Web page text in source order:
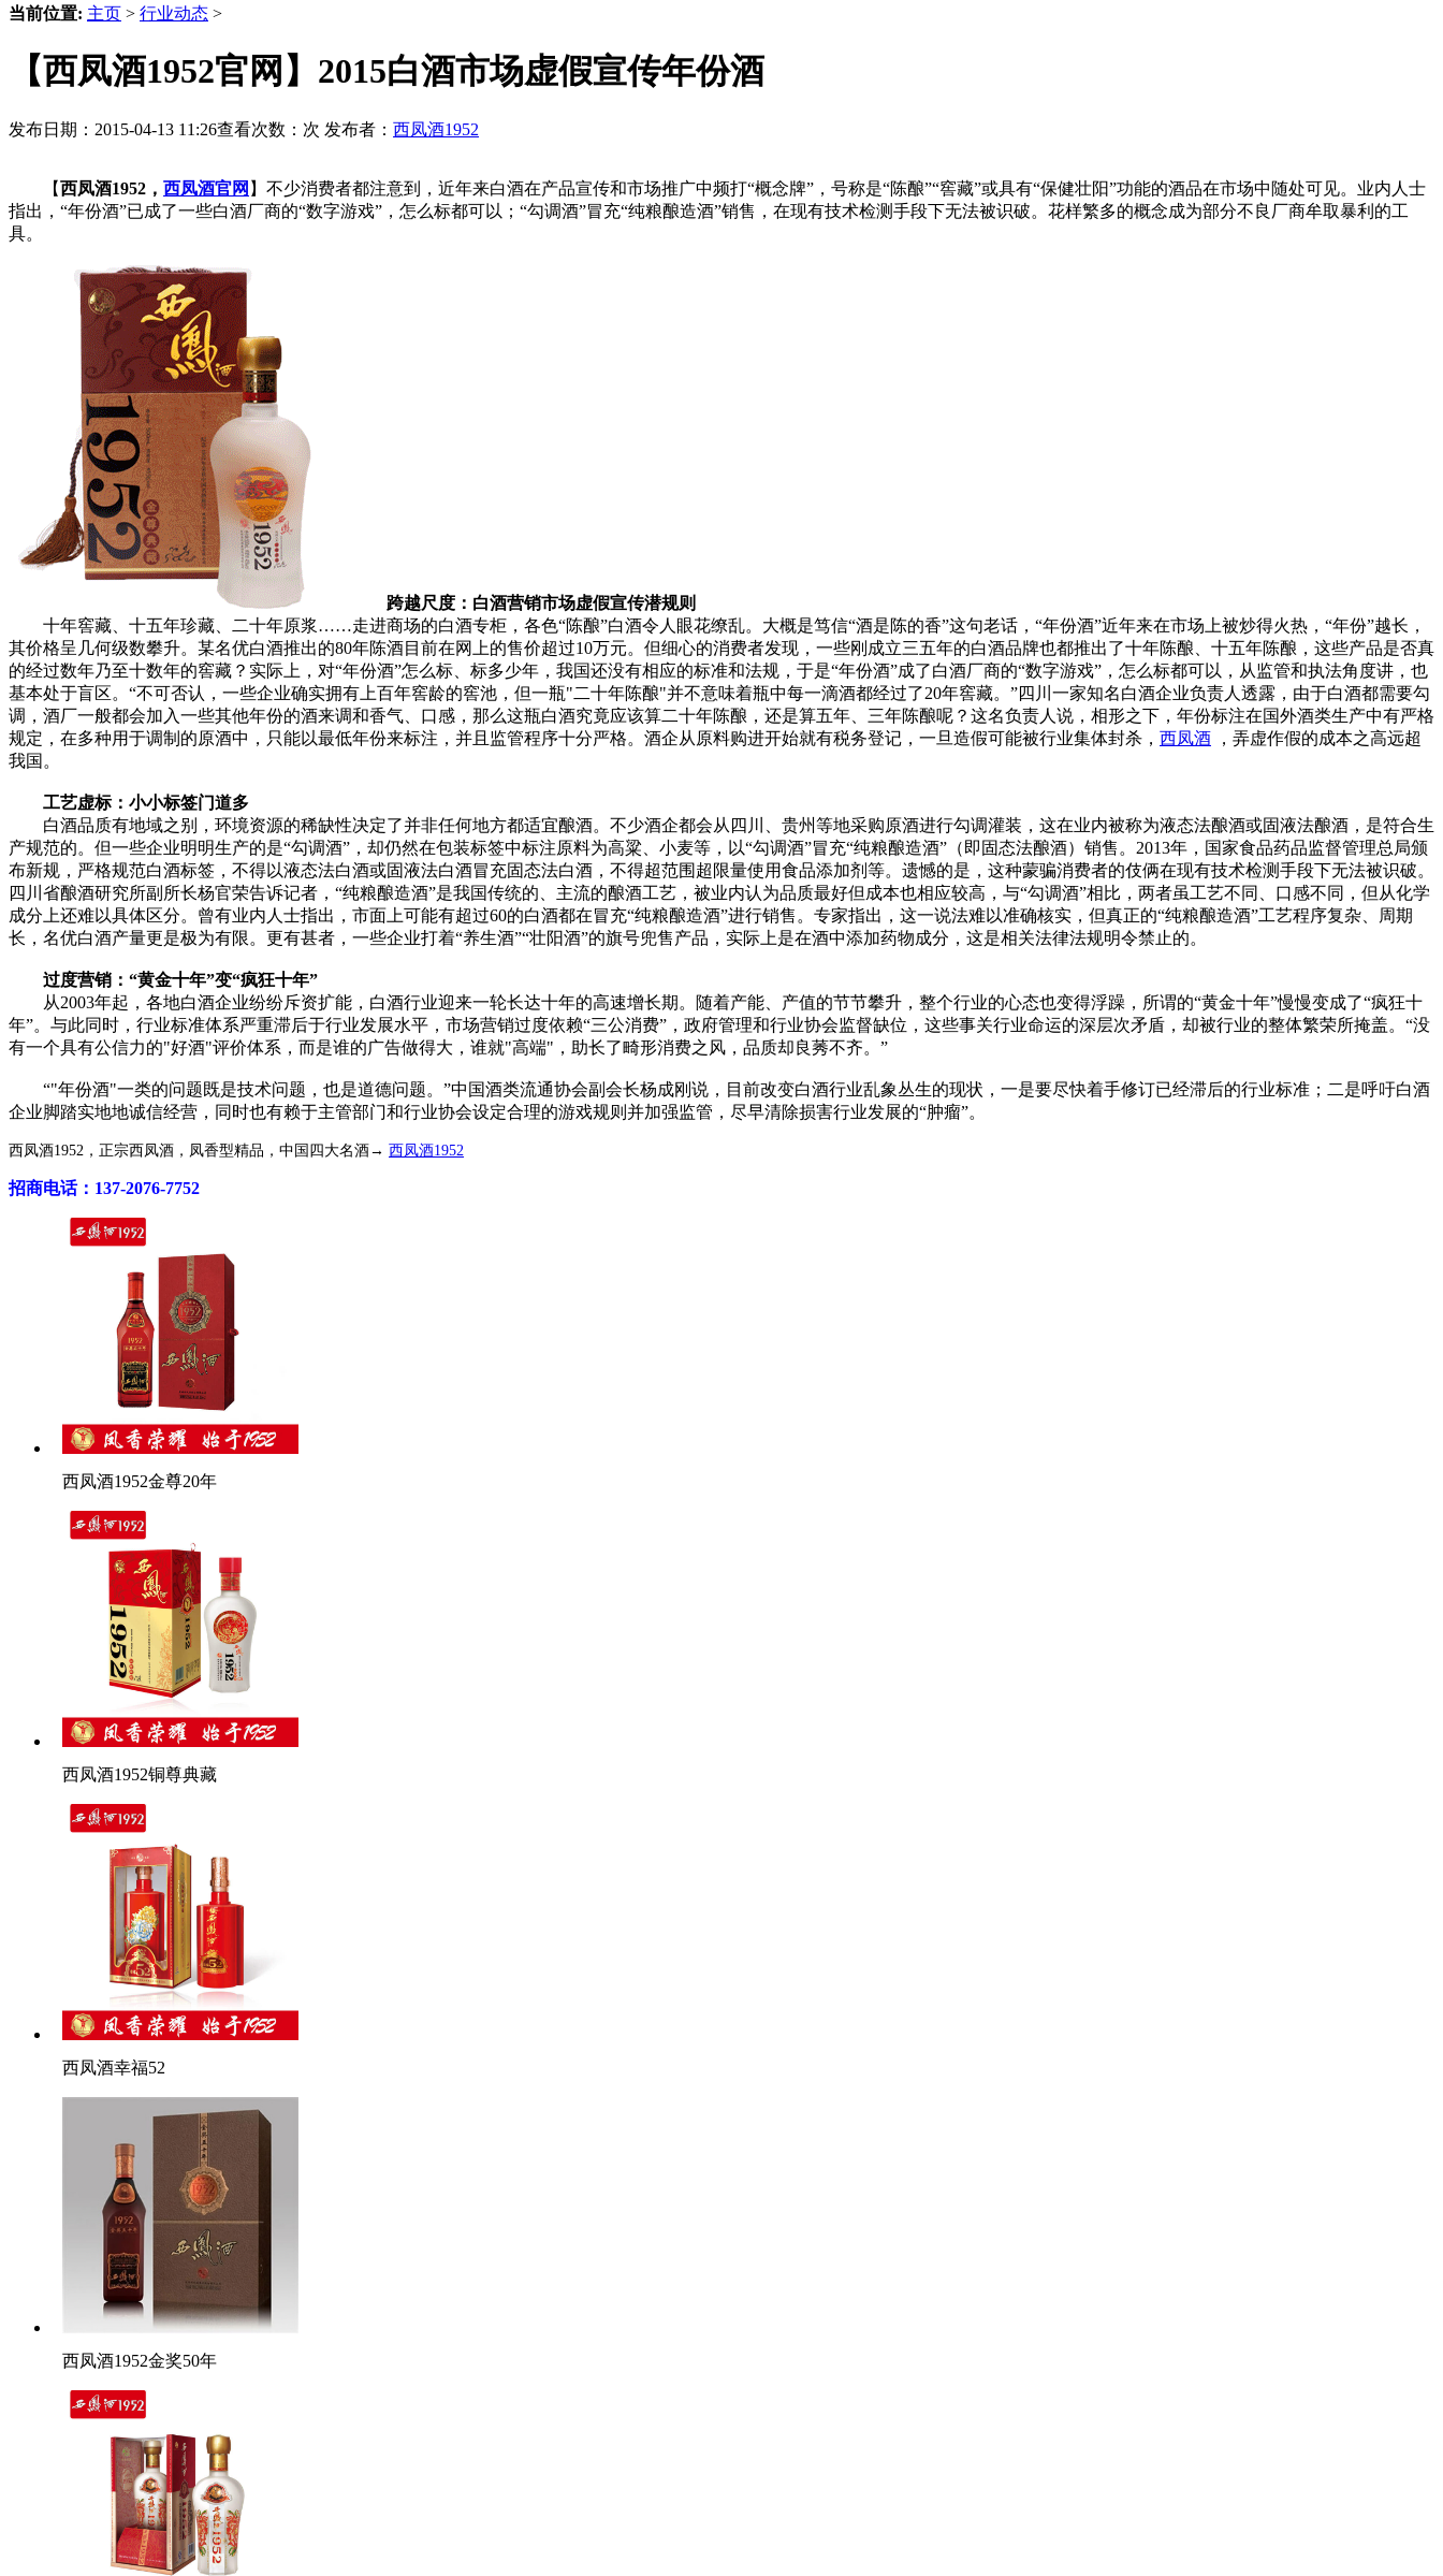
当前位置: 主页 > 行业动态 >
【西凤酒1952官网】2015白酒市场虚假宣传年份酒
发布日期：2015-04-13 11:26查看次数： 次 发布者： 西凤酒1952
【西凤酒1952， 西凤酒官网 】不少消费者都注意到，近年来白酒在产品宣传和市场推广中频打“概念牌”，号称是“陈酿”“窖藏”或具有“保健壮阳”功能的酒品在市场中随处可见。业内人士
指出，“年份酒”已成了一些白酒厂商的“数字游戏”，怎么标都可以；“勾调酒”冒充“纯粮酿造酒”销售，在现有技术检测手段下无法被识破。花样繁多的概念成为部分不良厂商牟取暴利的工
具。
跨越尺度：白酒营销市场虚假宣传潜规则
十年窖藏、十五年珍藏、二十年原浆……走进商场的白酒专柜，各色“陈酿”白酒令人眼花缭乱。大概是笃信“酒是陈的香”这句老话，“年份酒”近年来在市场上被炒得火热，“年份”越长，
其价格呈几何级数攀升。某名优白酒推出的80年陈酒目前在网上的售价超过10万元。但细心的消费者发现，一些刚成立三五年的白酒品牌也都推出了十年陈酿、十五年陈酿，这些产品是否真
的经过数年乃至十数年的窖藏？实际上，对“年份酒”怎么标、标多少年，我国还没有相应的标准和法规，于是“年份酒”成了白酒厂商的“数字游戏”，怎么标都可以，从监管和执法角度讲，也
基本处于盲区。“不可否认，一些企业确实拥有上百年窖龄的窖池，但一瓶"二十年陈酿"并不意味着瓶中每一滴酒都经过了20年窖藏。”四川一家知名白酒企业负责人透露，由于白酒都需要勾
调，酒厂一般都会加入一些其他年份的酒来调和香气、口感，那么这瓶白酒究竟应该算二十年陈酿，还是算五年、三年陈酿呢？这名负责人说，相形之下，年份标注在国外酒类生产中有严格
规定，在多种用于调制的原酒中，只能以最低年份来标注，并且监管程序十分严格。酒企从原料购进开始就有税务登记，一旦造假可能被行业集体封杀， 西凤酒 ，弄虚作假的成本之高远超
我国。
工艺虚标：小小标签门道多
白酒品质有地域之别，环境资源的稀缺性决定了并非任何地方都适宜酿酒。不少酒企都会从四川、贵州等地采购原酒进行勾调灌装，这在业内被称为液态法酿酒或固液法酿酒，是符合生
产规范的。但一些企业明明生产的是“勾调酒”，却仍然在包装标签中标注原料为高粱、小麦等，以“勾调酒”冒充“纯粮酿造酒”（即固态法酿酒）销售。2013年，国家食品药品监督管理总局颁
布新规，严格规范白酒标签，不得以液态法白酒或固液法白酒冒充固态法白酒，不得超范围超限量使用食品添加剂等。遗憾的是，这种蒙骗消费者的伎俩在现有技术检测手段下无法被识破。
四川省酿酒研究所副所长杨官荣告诉记者，“纯粮酿造酒”是我国传统的、主流的酿酒工艺，被业内认为品质最好但成本也相应较高，与“勾调酒”相比，两者虽工艺不同、口感不同，但从化学
成分上还难以具体区分。曾有业内人士指出，市面上可能有超过60的白酒都在冒充“纯粮酿造酒”进行销售。专家指出，这一说法难以准确核实，但真正的“纯粮酿造酒”工艺程序复杂、周期
长，名优白酒产量更是极为有限。更有甚者，一些企业打着“养生酒”“壮阳酒”的旗号兜售产品，实际上是在酒中添加药物成分，这是相关法律法规明令禁止的。
过度营销：“黄金十年”变“疯狂十年”
从2003年起，各地白酒企业纷纷斥资扩能，白酒行业迎来一轮长达十年的高速增长期。随着产能、产值的节节攀升，整个行业的心态也变得浮躁，所谓的“黄金十年”慢慢变成了“疯狂十
年”。与此同时，行业标准体系严重滞后于行业发展水平，市场营销过度依赖“三公消费”，政府管理和行业协会监督缺位，这些事关行业命运的深层次矛盾，却被行业的整体繁荣所掩盖。“没
有一个具有公信力的"好酒"评价体系，而是谁的广告做得大，谁就"高端"，助长了畸形消费之风，品质却良莠不齐。”
“"年份酒"一类的问题既是技术问题，也是道德问题。”中国酒类流通协会副会长杨成刚说，目前改变白酒行业乱象丛生的现状，一是要尽快着手修订已经滞后的行业标准；二是呼吁白酒
企业脚踏实地地诚信经营，同时也有赖于主管部门和行业协会设定合理的游戏规则并加强监管，尽早清除损害行业发展的“肿瘤”。
西凤酒1952，正宗西凤酒，凤香型精品，中国四大名酒→ 西凤酒1952
招商电话：137-2076-7752
西凤酒1952金尊20年
西凤酒1952铜尊典藏
西凤酒幸福52
西凤酒1952金奖50年